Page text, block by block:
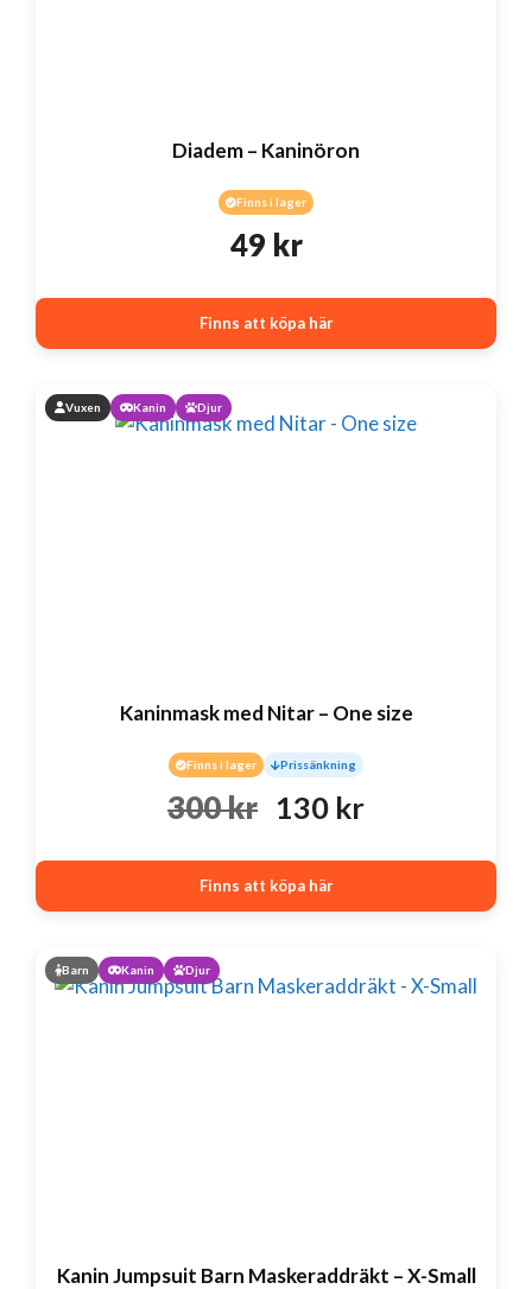
Diadem – Kaninöron
Finns i lager
49 kr
Finns att köpa här
Vuxen Kanin Djur
Kaninmask med Nitar – One size
Finns i lager Prissänkning
300kr Det
priset
300 kr.
130 krDet
130 kr.
Finns att köpa här
Barn Kanin Djur
Kanin Jumpsuit Barn Maskeraddräkt – X-Small